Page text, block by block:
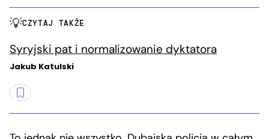
CZYTAJ TAKŻE
Syryjski pat i normalizowanie dyktatora
Jakub Katulski